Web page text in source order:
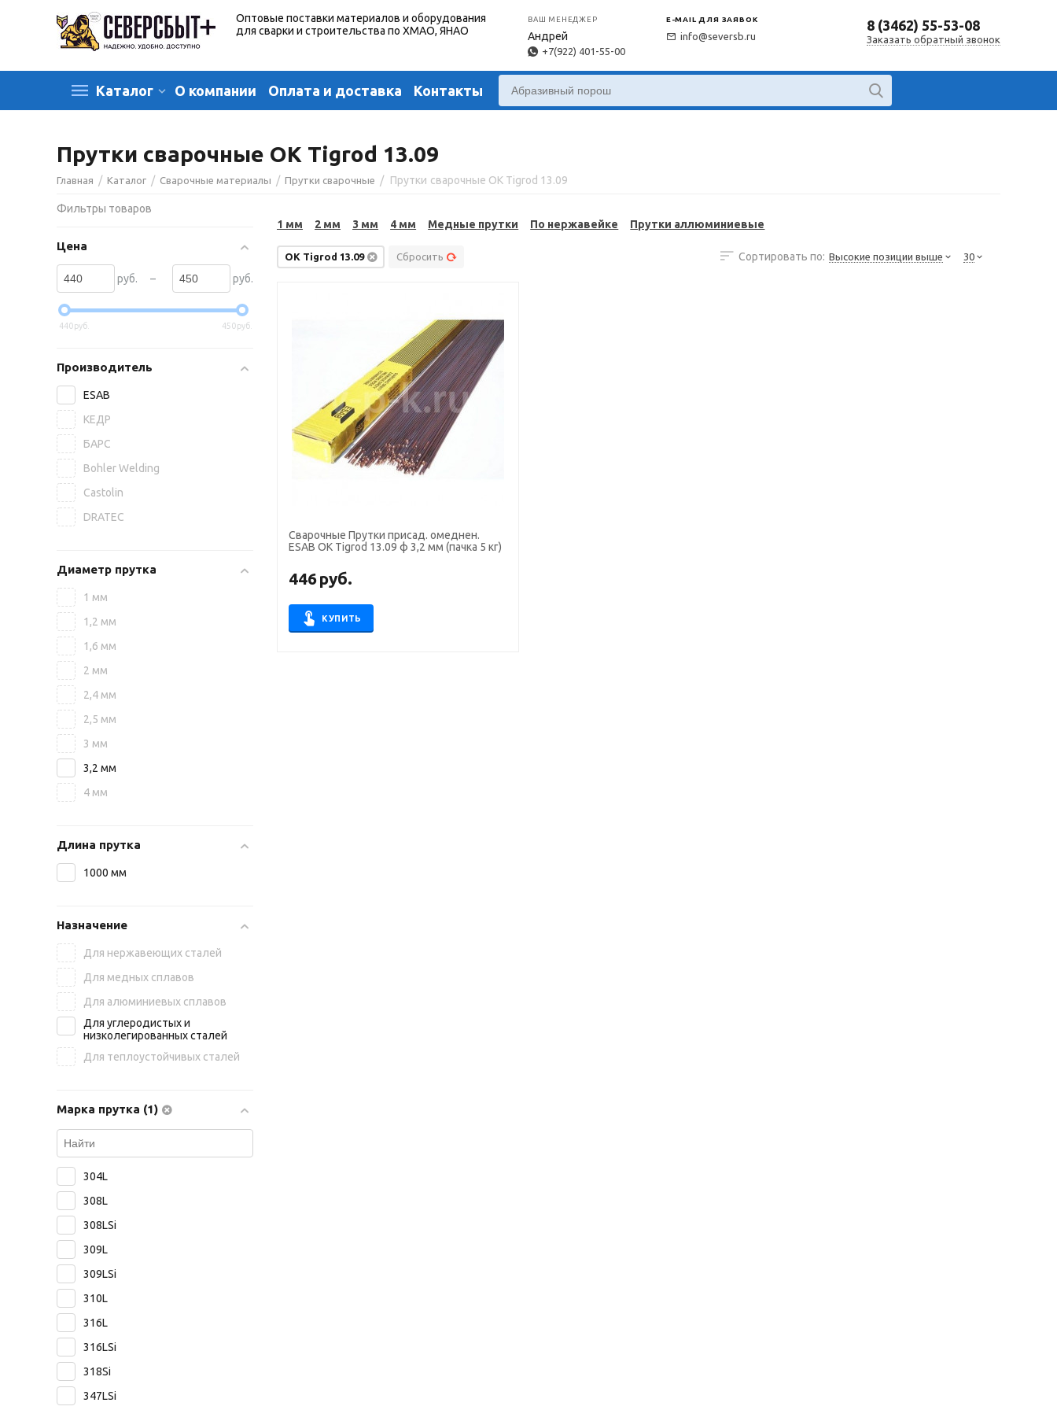
Оптовые поставки материалов и оборудования
для сварки и строительства по ХМАО, ЯНАО
ВАШ МЕНЕДЖЕР
Андрей
+7(922) 401-55-00
E-MAIL ДЛЯ ЗАЯВОК
info@seversb.ru
8 (3462) 55-53-08
Заказать обратный звонок
Каталог О компании Оплата и доставка Контакты
Прутки сварочные OK Tigrod 13.09
Главная / Каталог / Сварочные материалы / Прутки сварочные / Прутки сварочные OK Tigrod 13.09
1 мм 2 мм 3 мм 4 мм Медные прутки По нержавейке Прутки аллюминиевые
OK Tigrod 13.09 Сбросить Сортировать по: Высокие позиции выше 30
Сварочные Прутки присад. омеднен.
ESAB OK Tigrod 13.09 ф 3,2 мм (пачка 5 кг)
446руб.
КУПИТЬ
Фильтры товаров
Цена
руб. – руб.
440руб. 450руб.
Производитель
ESAB
КЕДР
БАРС
Bohler Welding
Castolin
DRATEC
Диаметр прутка
1 мм
1,2 мм
1,6 мм
2 мм
2,4 мм
2,5 мм
3 мм
3,2 мм
4 мм
Длина прутка
1000 мм
Назначение
Для нержавеющих сталей
Для медных сплавов
Для алюминиевых сплавов
Для углеродистых и
низколегированных сталей
Для теплоустойчивых сталей
Марка прутка (1)
304L
308L
308LSi
309L
309LSi
310L
316L
316LSi
318Si
347LSi